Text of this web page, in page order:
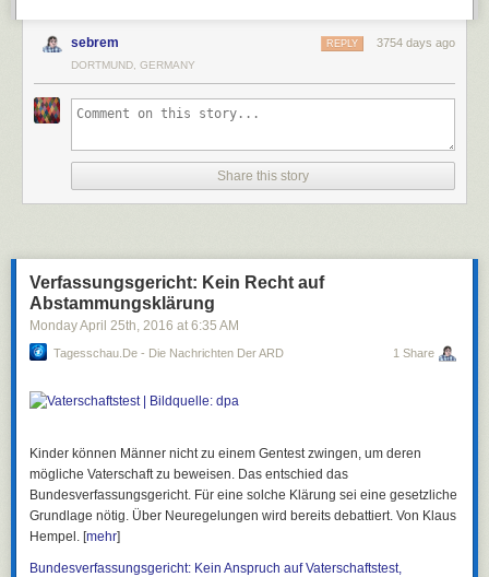
sebrem 3754 days ago
REPLY
DORTMUND, GERMANY
Share this story
Verfassungsgericht: Kein Recht auf
Abstammungsklärung
Monday April 25th, 2016 at 6:35 AM
Tagesschau.de - Die Nachrichten Der ARD 1 Share
Kinder können Männer nicht zu einem Gentest zwingen, um deren
mögliche Vaterschaft zu beweisen. Das entschied das
Bundesverfassungsgericht. Für eine solche Klärung sei eine gesetzliche
Grundlage nötig. Über Neuregelungen wird bereits debattiert. Von Klaus
Hempel. [mehr]
Bundesverfassungsgericht: Kein Anspruch auf Vaterschaftstest,